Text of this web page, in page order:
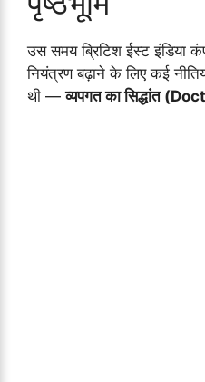
उस समय ब्रिटिश ईस्ट इंडिया
नियंत्रण बढ़ाने के लिए कई
थी —व्यपगत का सिद्धांत